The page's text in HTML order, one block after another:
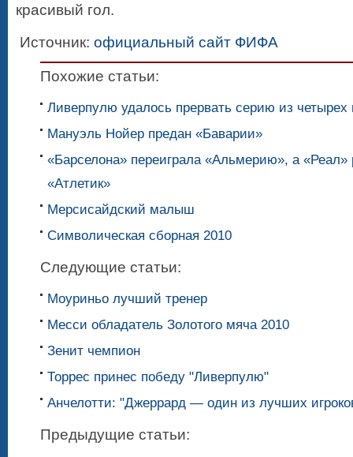
красивый гол.
Источник: официальный сайт ФИФА
Похожие статьи:
Ливерпулю удалось прервать серию из
Мануэль Нойер предан «Баварии»
«Барселона» переиграла «Альмерию», а «Реал»
«Атлетик»
Мерсисайдский малыш
Символическая сборная 2010
Следующие статьи:
Моуриньо лучший тренер
Месси обладатель Золотого мяча 2010
Зенит чемпион
Торрес принес победу "Ливерпулю"
Анчелотти: "Джеррард — один из лучших
Предыдущие статьи: